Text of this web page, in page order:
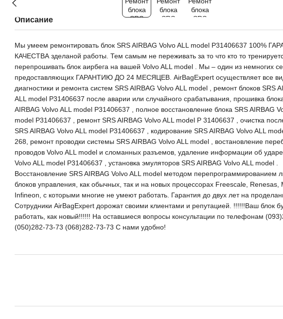
Описание
Мы умеем ремонтировать блок SRS AIRBAG Volvo ALL model P31406637 100%
КАЧЕСТВА зделаной работы. Тем самым не переживать за то что кто то
перепрошивать блок аирбега на вашей Volvo ALL model . Мы – один из немногих
предоставляющих ГАРАНТИЮ ДО 24 МЕСЯЦЕВ. AirBagExpert осуществляет все
диагностики и ремонта систем SRS AIRBAG Volvo ALL model , ремонт блоков SRS
ALL model P31406637 после аварии или случайного срабатывания, прошивка
AIRBAG Volvo ALL model P31406637 , полное восстановление блока SRS AIRBAG
model P31406637 , ремонт SRS AIRBAG Volvo ALL model P 31406637 , очистка
SRS AIRBAG Volvo ALL model P31406637 , кодирование SRS AIRBAG Volvo ALL
268, ремонт проводки системы SRS AIRBAG Volvo ALL model , востановление
проводов Volvo ALL model и сломанных разъемов, удаление информации об
Volvo ALL model P31406637 , установка эмуляторов SRS AIRBAG Volvo ALL model .
Восстановление SRS AIRBAG Volvo ALL model методом перепрограммированием
блоков управления, как обычных, так и на новых процессорах Freescale, Renesas,
Infineon, с которыми многие не умеют работать. Гарантия до двух лет на
Сотрудники AirBagExpert дорожат своими клиентами и репутацией. !!!!!!Ваш блок
работать, как новый!!!!!! На оставшиеся вопросы консультации по телефонам
(050)282-73-73 (068)282-73-73 С нами удобно!